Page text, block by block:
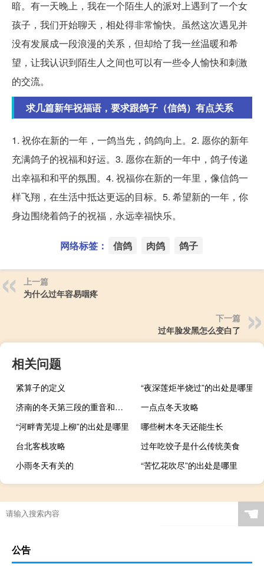
暗。有一天晚上，我在一个陌生人的派对上遇到了一个女
孩子，我们开始聊天，相处得非常愉快。虽然这次遇见并
没有发展成一段浪漫的关系，但却给了我一丝温暖和希
望，让我认识到陌生人之间也可以有一些令人愉快和刺激
的交流。
求几篇新年祝福语，要求跟鸽子（信鸽）有点关系
1. 祝你在新的一年，一鸽当先，鸽鸽向上。2. 愿你的新年
充满鸽子的祝福和好运。3. 愿你在新的一年中，鸽子传递
出幸福和和平的氛围。4. 祝福你在新的一年里，像信鸽一
样飞翔，在生活中抵达更远的目标。5. 希望新的一年，你
身边围绕着鸽子的祝福，永远幸福快乐。
网络标签： 信鸽 肉鸽 鸽子
上一篇
为什么过年容易咽疼
下一篇
过年脸发黑怎么变白了
相关问题
紧算子的定义
“夜深莲炬半烧过”的出处是哪里
济南的冬天第三段的重音和停连
一点点冬天攻略
“河畔青芜堤上柳”的出处是哪里
哪些树木冬天还能生长
台北客栈攻略
过年吃饺子是什么传统美食
小雨冬天有关的
“苦忆花吹尽”的出处是哪里
☚
公告